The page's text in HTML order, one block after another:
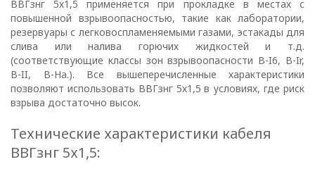
ВВГзнг 5х1,5 применяется при прокладке в местах с
повышенной взрывоопасностью, такие как лаборатории,
резервуары с легковоспламеняемыми газами, эстакады для
слива или налива горючих жидкостей и т.д.
(соответствующие классы зон взрывоопасности B-I6, B-Ir,
B-II, В-На.). Все вышеперечисленные характеристики
позволяют использовать ВВГзнг 5х1,5 в условиях, где риск
взрыва достаточно высок.
Технические характеристики кабеля
ВВГзнг 5х1,5:
ПОЛИТИКА
ОПЕРАТОРА
В